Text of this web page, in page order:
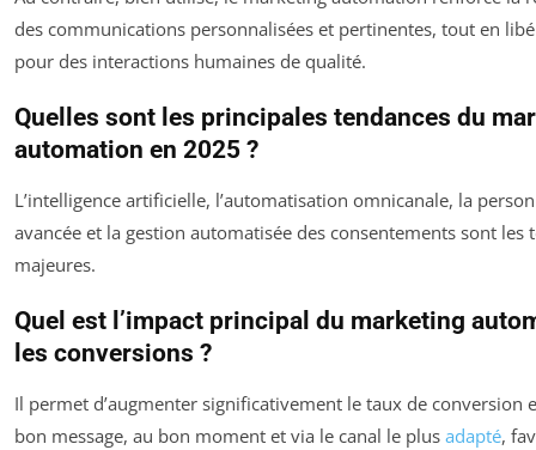
des communications personnalisées et pertinentes, tout en
pour des interactions humaines de qualité.
Quelles sont les principales tendances du
automation en 2025 ?
L’intelligence artificielle, l’automatisation omnicanale, la
avancée et la gestion automatisée des consentements sont les
majeures.
Quel est l’impact principal du marketing
les conversions ?
Il permet d’augmenter significativement le taux de conversion
bon message, au bon moment et via le canal le plus adapté,